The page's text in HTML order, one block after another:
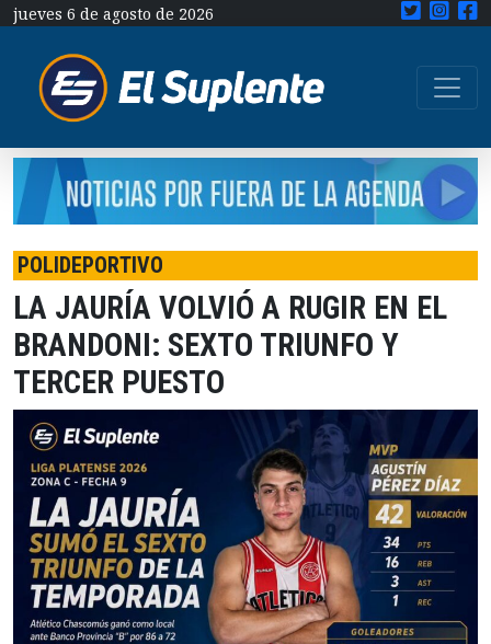
jueves 6 de agosto de 2026
POLIDEPORTIVO
LA JAURÍA VOLVIÓ A RUGIR EN EL
BRANDONI: SEXTO TRIUNFO Y
TERCER PUESTO